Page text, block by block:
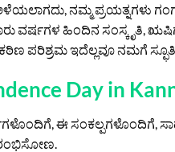
ನಮ್ಮ ಪ್ರಯತ್ನಗಳು
ವರ್ಷಗಳ ಹಿಂದಿನ ಸಂಸ್ಕೃತಿ,
ಪರಿಶ್ರಮ ಇದೆಲ್ಲವೂ ನಮಗೆ
Day in
ಈ ಸಂಕಲ್ಪಗಳೊಂದಿಗೆ,